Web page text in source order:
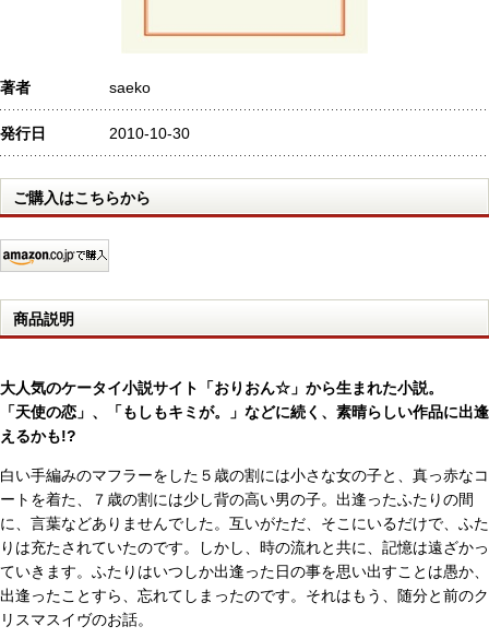
著者 saeko
発行日 2010-10-30
ご購入はこちらから
商品説明
大人気のケータイ小説サイト「おりおん☆」から生まれた小説。
「天使の恋」、「もしもキミが。」などに続く、素晴らしい作品に出逢
えるかも!?
白い手編みのマフラーをした５歳の割には小さな女の子と、真っ赤なコ
ートを着た、７歳の割には少し背の高い男の子。出逢ったふたりの間
に、言葉などありませんでした。互いがただ、そこにいるだけで、ふた
りは充たされていたのです。しかし、時の流れと共に、記憶は遠ざかっ
ていきます。ふたりはいつしか出逢った日の事を思い出すことは愚か、
出逢ったことすら、忘れてしまったのです。それはもう、随分と前のク
リスマスイヴのお話。